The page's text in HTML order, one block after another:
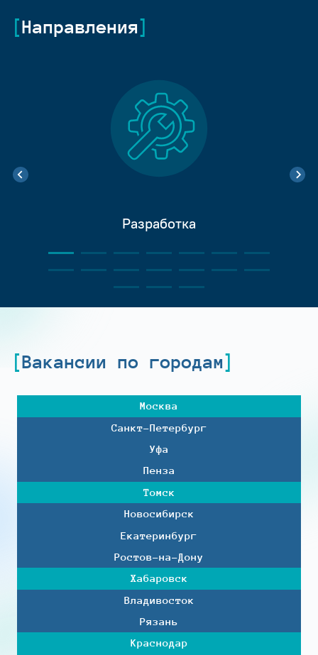
Направления
Разработка
Вакансии по городам
Москва
Санкт-Петербург
Уфа
Пенза
Томск
Новосибирск
Екатеринбург
Ростов-на-Дону
Хабаровск
Владивосток
Рязань
Краснодар